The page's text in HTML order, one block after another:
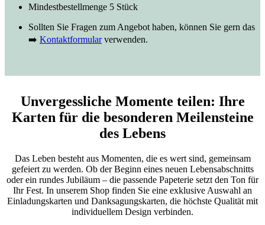
Mindestbestellmenge 5 Stück
Sollten Sie Fragen zum Angebot haben, können Sie gern das
➡️ Kontaktformularverwenden.
Unvergessliche Momente teilen: Ihre
Karten für die besonderen Meilensteine
des Lebens
Das Leben besteht aus Momenten, die es wert sind, gemeinsam
gefeiert zu werden. Ob der Beginn eines neuen Lebensabschnitts
oder ein rundes Jubiläum – die passende Papeterie setzt den Ton für
Ihr Fest. In unserem Shop finden Sie eine exklusive Auswahl an
Einladungskarten und Danksagungskarten, die höchste Qualität mit
individuellem Design verbinden.